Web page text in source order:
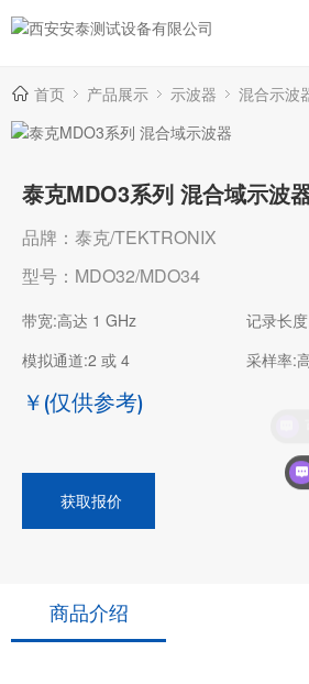
首页 产品展示 示波器 混合示波
泰克MDO3系列 混合域示波
品牌：泰克/TEKTRONIX
型号：MDO32/MDO34
带宽:高达 1 GHz
记录长
模拟通道:2 或 4
采样率:
￥ (仅供参考)
获取报价
商品介绍